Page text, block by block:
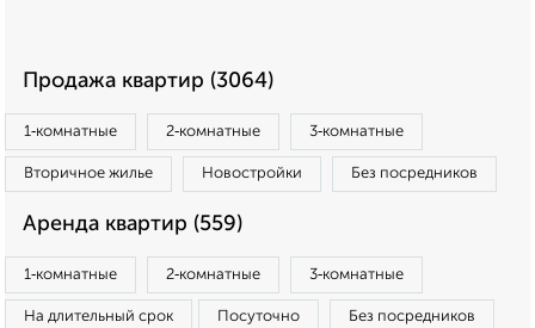
Продажа квартир (3064)
1‑комнатные 2‑комнатные 3‑комнатные
Вторичное жилье Новостройки Без посредников
Аренда квартир (559)
1‑комнатные 2‑комнатные 3‑комнатные
На длительный срок Посуточно Без посредников